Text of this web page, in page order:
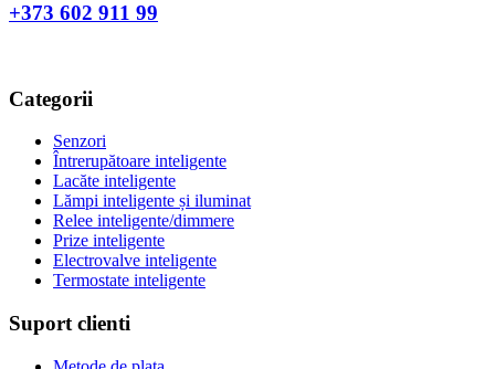
+373 602 911 99
Categorii
Senzori
Întrerupătoare inteligente
Lacăte inteligente
Lămpi inteligente și iluminat
Relee inteligente/dimmere
Prize inteligente
Electrovalve inteligente
Termostate inteligente
Suport clienti